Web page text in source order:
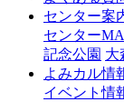
センター案
センター
記念公園 大
よみカル情
イベント情